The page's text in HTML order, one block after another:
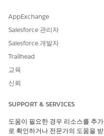
AppExchange
Salesforce 관리자
Salesforce 개발자
Trailhead
교육
신뢰
SUPPORT & SERVICES
도움이 필요한 경우 리소스를 추가
로 확인하거나 전문가의 도움을 받